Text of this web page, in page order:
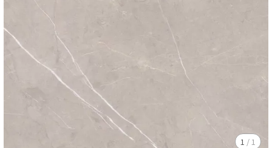
1 / 1